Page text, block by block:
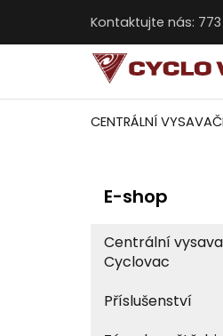
Kontaktujte nás: 773
CENTRÁLNÍ
E-shop
Centrální
Cyclovac
Příslušenství